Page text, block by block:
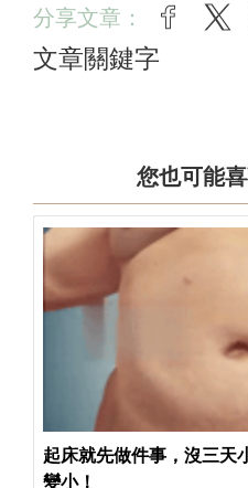
分享文章：
文章關鍵字
您也可能
起床就先做件事，沒三天
變小！